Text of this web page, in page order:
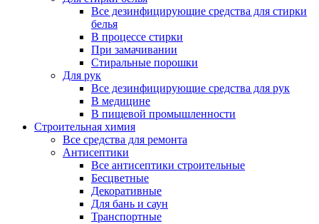
Все дезинфицирующие средства для стирки
белья
В процессе стирки
При замачивании
Стиральные порошки
Для рук
Все дезинфицирующие средства для рук
В медицине
В пищевой промышленности
Строительная химия
Все средства для ремонта
Антисептики
Все антисептики строительные
Бесцветные
Декоративные
Для бань и саун
Транспортные